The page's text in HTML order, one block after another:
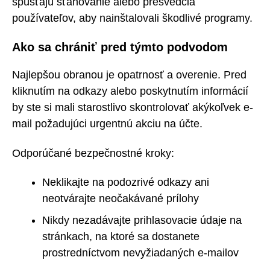
používateľov, aby nainštalovali škodlivé programy.
Ako sa chrániť pred týmto podvodom
Najlepšou obranou je opatrnosť a overenie. Pred
kliknutím na odkazy alebo poskytnutím informácií
by ste si mali starostlivo skontrolovať akýkoľvek e-
mail požadujúci urgentnú akciu na účte.
Odporúčané bezpečnostné kroky:
Neklikajte na podozrivé odkazy ani
neotvárajte neočakávané prílohy
Nikdy nezadávajte prihlasovacie údaje na
stránkach, na ktoré sa dostanete
prostredníctvom nevyžiadaných e-mailov